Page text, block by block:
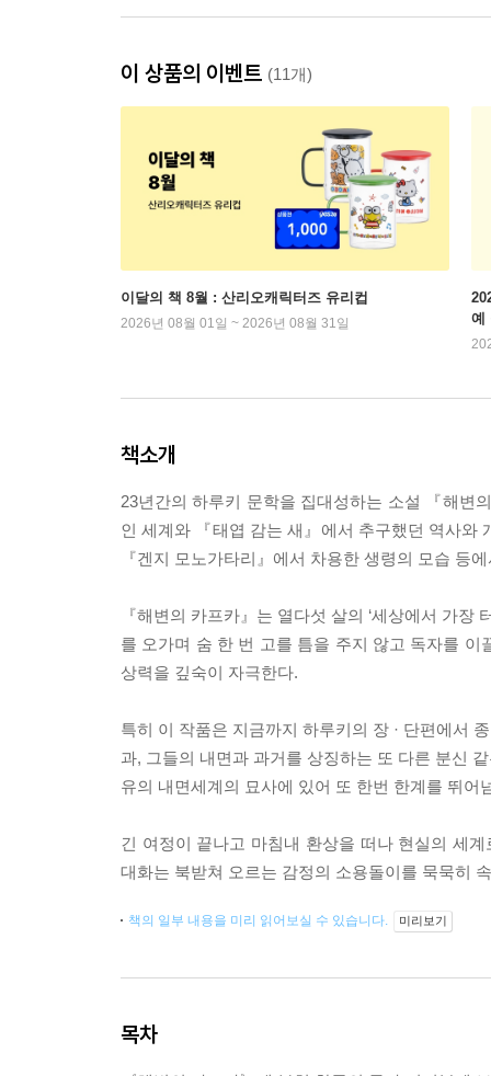
이 상품의 이벤트 (11개)
이달의 책 8월 : 산리오캐릭터즈 유리컵
2026년 08월 01일 ~ 2026년 08월 31일
예
책소개
23년간의 하루키 문학을 집대성하는 소설 『해변
인 세계와 『태엽 감는 새』에서 추구했던 역사와
『겐지 모노가타리』에서 차용한 생령의 모습 등
『해변의 카프카』는 열다섯 살의 ‘세상에서 가장
를 오가며 숨 한 번 고를 틈을 주지 않고 독자를
상력을 깊숙이 자극한다.
특히 이 작품은 지금까지 하루키의 장 · 단편에서
과, 그들의 내면과 과거를 상징하는 또 다른 분신
유의 내면세계의 묘사에 있어 또 한번 한계를 뛰어
긴 여정이 끝나고 마침내 환상을 떠나 현실의 세
대화는 북받쳐 오르는 감정의 소용돌이를 묵묵히
책의 일부 내용을 미리 읽어보실 수 있습니다. 미리보기
목차